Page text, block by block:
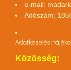
e-mail:
Adószám:
Adatkezelési
Közösség: